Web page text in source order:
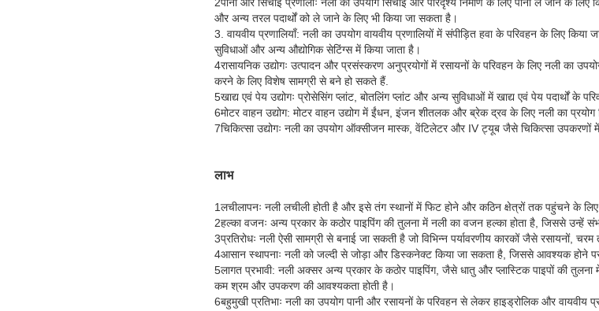
और अन्य तरल पदार्थों को ले जाने के लिए भी किया जा सकता है।
3. वायवीय प्रणालियाँ: नली का उपयोग वायवीय प्रणालियों में संपीड़ित हवा के परिवहन के लिए किया
सुविधाओं और अन्य औद्योगिक सेटिंग्स में किया जाता है।
4रासायनिक उद्योगः उत्पादन और प्रसंस्करण अनुप्रयोगों में रसायनों के परिवहन के लिए नली का
करने के लिए विशेष सामग्री से बने हो सकते हैं.
5खाद्य एवं पेय उद्योगः प्रोसेसिंग प्लांट, बोतलिंग प्लांट और अन्य सुविधाओं में खाद्य एवं पेय पदार्थों के
6मोटर वाहन उद्योग: मोटर वाहन उद्योग में ईंधन, इंजन शीतलक और ब्रेक द्रव के लिए नली का प्रयोग
7चिकित्सा उद्योगः नली का उपयोग ऑक्सीजन मास्क, वेंटिलेटर और IV ट्यूब जैसे चिकित्सा उपकरणों में
लाभ
1लचीलापनः नली लचीली होती है और इसे तंग स्थानों में फिट होने और कठिन क्षेत्रों तक पहुंचने के लिए
2हल्का वजनः अन्य प्रकार के कठोर पाइपिंग की तुलना में नली का वजन हल्का होता है, जिससे उन्हें
3प्रतिरोधः नली ऐसी सामग्री से बनाई जा सकती है जो विभिन्न पर्यावरणीय कारकों जैसे रसायनों, चरम
4आसान स्थापनाः नली को जल्दी से जोड़ा और डिस्कनेक्ट किया जा सकता है, जिससे आवश्यक होने पर
5लागत प्रभावी: नली अक्सर अन्य प्रकार के कठोर पाइपिंग, जैसे धातु और प्लास्टिक पाइपों की तुलना
कम श्रम और उपकरण की आवश्यकता होती है।
6बहुमुखी प्रतिभाः नली का उपयोग पानी और रसायनों के परिवहन से लेकर हाइड्रोलिक और वायवीय